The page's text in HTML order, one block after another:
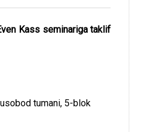
Kass seminariga taklif
tumani, 5-blok